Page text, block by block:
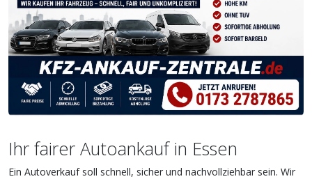
Ihr fairer Autoankauf in Essen
Ein Autoverkauf soll schnell, sicher und nachvollziehbar sein. Wir